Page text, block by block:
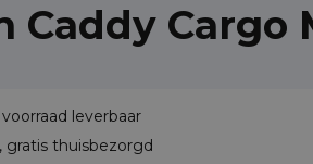
Caddy Cargo
leverbaar
gratis thuisbezorgd